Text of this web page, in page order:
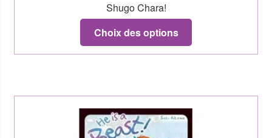
Shugo Chara!
Choix des options